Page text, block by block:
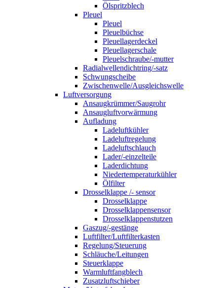
Ölspritzblech
Pleuel
Pleuel
Pleuelbüchse
Pleuellagerdeckel
Pleuellagerschale
Pleuelschraube/-mutter
Radialwellendichtring/-satz
Schwungscheibe
Zwischenwelle/Ausgleichswelle
Luftversorgung
Ansaugkrümmer/Saugrohr
Ansaugluftvorwärmung
Aufladung
Ladeluftkühler
Ladeluftregelung
Ladeluftschlauch
Lader/-einzelteile
Laderdichtung
Niedertemperaturkühler
Ölfilter
Drosselklappe /- sensor
Drosselklappe
Drosselklappensensor
Drosselklappenstutzen
Gaszug/-gestänge
Luftfilter/Luftfilterkasten
Regelung/Steuerung
Schläuche/Leitungen
Steuerklappe
Warmluftfangblech
Zusatzluftschieber